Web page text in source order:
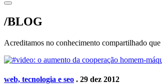
/BLOG
Acreditamos no conhecimento compartilhado que
web, tecnologia e seo . 29 dez 2012